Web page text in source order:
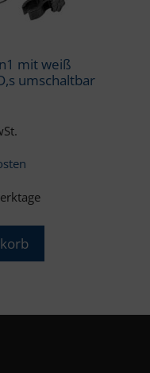
mit weiß
umschaltbar